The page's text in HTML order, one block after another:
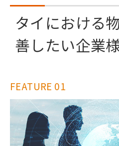
タイにおける
善したい企業
FEATURE 01